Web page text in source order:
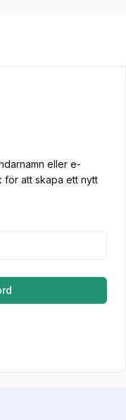
eller e-
för att skapa ett nytt